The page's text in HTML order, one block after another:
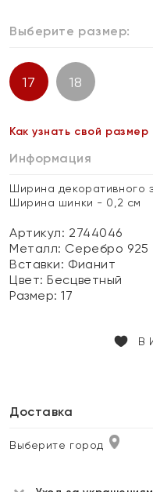
Выберите размер:
17 18
Как узнать свой размер
Информация
Ширина декоративного
Ширина шинки - 0,2 см
Артикул: 2744046
Металл: Серебро 925
Вставки: Фианит
Цвет:Бесцветный
Размер:17
В
Доставка
Выберите город